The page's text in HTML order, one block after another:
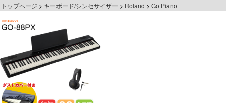
トップページ キーボード/シンセサイザー Roland Go Piano